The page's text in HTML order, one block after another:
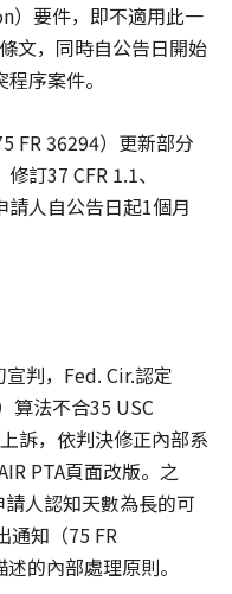
要件，即不適用此一
文，同時自公告日開始
序案件。
FR 36294）更新部分
訂37 CFR 1.1、
人自公告日起1個月
判，Fed. Cir.認定
算法不合35 USC
訴，依判決修正內部系
PTA頁面改版。之
人認知天數為長的可
通知（75 FR
的內部處理原則。